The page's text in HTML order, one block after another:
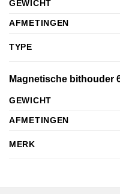
GEWICHT
AFMETINGEN
TYPE
Magnetische bithouder
GEWICHT
AFMETINGEN
MERK